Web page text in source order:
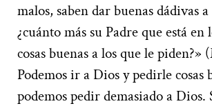
malos, saben dar buenas dádivas
¿cuánto más su Padre que está en
cosas buenas a los que le piden?»
Podemos ir a Dios y pedirle cosas
podemos pedir demasiado a Dios.